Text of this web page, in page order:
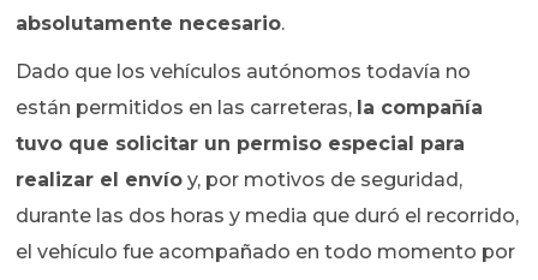
absolutamente necesario.
Dado que los vehículos autónomos todavía no
están permitidos en las carreteras, la compañía
tuvo que solicitar un permiso especial para
realizar el envío y, por motivos de seguridad,
durante las dos horas y media que duró el recorrido,
el vehículo fue acompañado en todo momento por